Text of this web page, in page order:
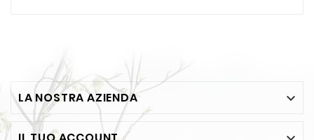
LA NOSTRA AZIENDA 